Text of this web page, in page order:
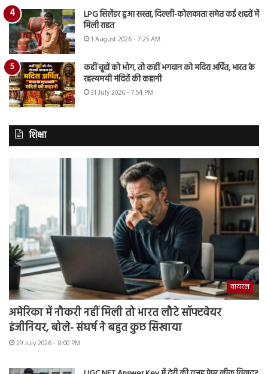
LPG सिलेंडर हुआ सस्ता, दिल्ली-कोलकाता समेत कई शहरों में
मिली राहत
1 August 2026 - 7:25 AM
कहीं चूहों को भोग, तो कहीं भगवान को मदिरा अर्पित, भारत के
रहस्यमयी मंदिरों की कहानी
31 July 2026 - 7:54 PM
शिक्षा
वायरल
अमेरिका में नौकरी नहीं मिली तो भारत लौटे सॉफ्टवेयर
इंजीनियर, बोले- संघर्ष ने बहुत कुछ सिखाया
29 July 2026 - 8:00 PM